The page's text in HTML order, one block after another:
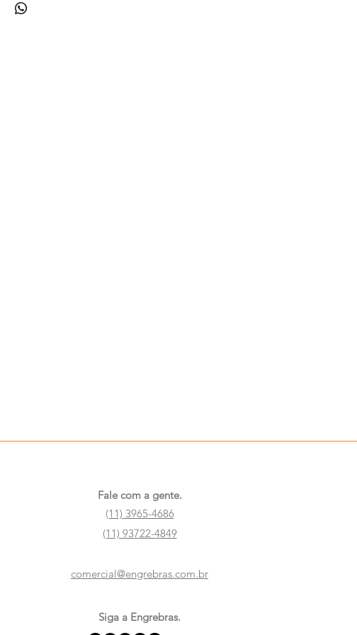
(11) 3965-4686
Fale com a gente.
(11) 93722-4849
comercial@engrebras.com.br
Siga a Engrebras.